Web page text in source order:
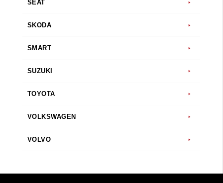
SEAT
SKODA
SMART
SUZUKI
TOYOTA
VOLKSWAGEN
VOLVO